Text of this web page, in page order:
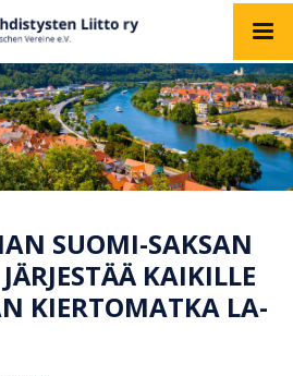
SUOMI-SAKSAN
KAIKILLE
KIERTOMATKA LA-